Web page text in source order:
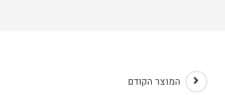
המוצר הקודם